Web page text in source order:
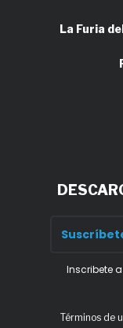
La Furia
Inscribete
Términos de